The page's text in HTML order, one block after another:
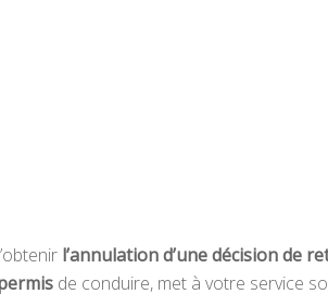
l’annulation d’une décision de
de conduire, met à votre service